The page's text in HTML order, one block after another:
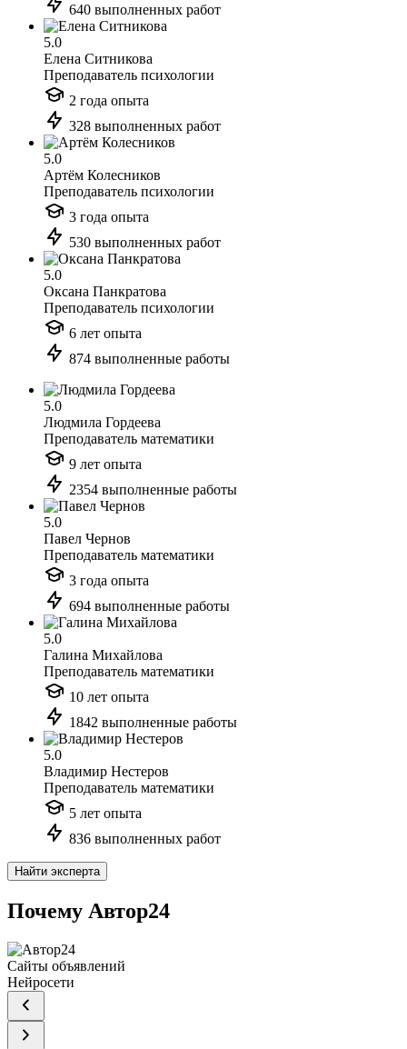
640 выполненных работ
5.0
Елена Ситникова
Преподаватель психологии
2 года опыта
328 выполненных работ
5.0
Артём Колесников
Преподаватель психологии
3 года опыта
530 выполненных работ
5.0
Оксана Панкратова
Преподаватель психологии
6 лет опыта
874 выполненные работы
5.0
Людмила Гордеева
Преподаватель математики
9 лет опыта
2354 выполненные работы
5.0
Павел Чернов
Преподаватель математики
3 года опыта
694 выполненные работы
5.0
Галина Михайлова
Преподаватель математики
10 лет опыта
1842 выполненные работы
5.0
Владимир Нестеров
Преподаватель математики
5 лет опыта
836 выполненных работ
Найти эксперта
Почему Автор24
Сайты объявлений
Нейросети